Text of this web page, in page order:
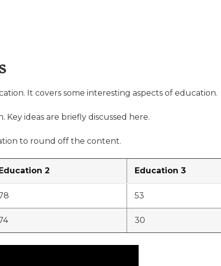
It covers some interesting aspects of education.
ideas are briefly discussed here.
to round off the content.
2 Education 3
53
30